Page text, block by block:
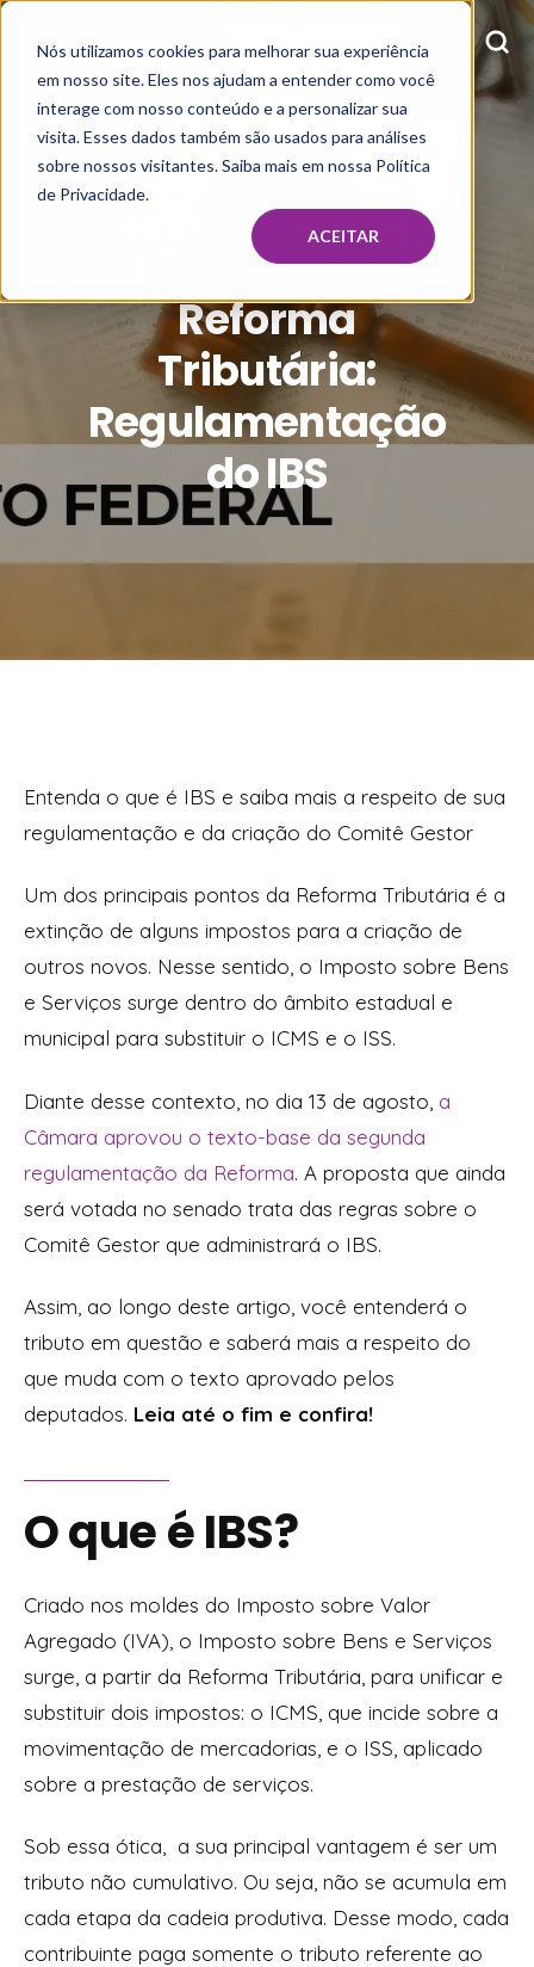
Nós utilizamos cookies para melhorar sua experiência
em nosso site. Eles nos ajudam a entender como você
interage com nosso conteúdo e a personalizar sua
visita. Esses dados também são usados para análises
sobre nossos visitantes. Saiba mais em nossa Política
de Privacidade.
ACEITAR
SEP 26, 2024, 4:00:18 PM
Reforma
Tributária:
Regulamentação
do IBS
Entenda o que é IBS e saiba mais a respeito de sua
regulamentação e da criação do Comitê Gestor
Um dos principais pontos da Reforma Tributária é a
extinção de alguns impostos para a criação de
outros novos. Nesse sentido, o Imposto sobre Bens
e Serviços surge dentro do âmbito estadual e
municipal para substituir o ICMS e o ISS.
Diante desse contexto, no dia 13 de agosto, a
Câmara aprovou o texto-base da segunda
regulamentação da Reforma. A proposta que ainda
será votada no senado trata das regras sobre o
Comitê Gestor que administrará o IBS.
Assim, ao longo deste artigo, você entenderá o
tributo em questão e saberá mais a respeito do
que muda com o texto aprovado pelos
deputados. Leia até o fim e confira!
O que é IBS?
Criado nos moldes do Imposto sobre Valor
Agregado (IVA), o Imposto sobre Bens e Serviços
surge, a partir da Reforma Tributária, para unificar e
substituir dois impostos: o ICMS, que incide sobre a
movimentação de mercadorias, e o ISS, aplicado
sobre a prestação de serviços.
Sob essa ótica, a sua principal vantagem é ser um
tributo não cumulativo. Ou seja, não se acumula em
cada etapa da cadeia produtiva. Desse modo, cada
contribuinte paga somente o tributo referente ao